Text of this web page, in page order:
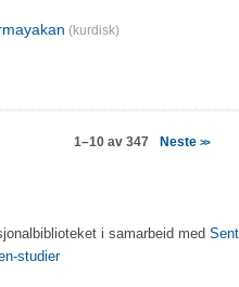
(kurdisk)
1–10 av 347 Neste >>
i samarbeid med
studier